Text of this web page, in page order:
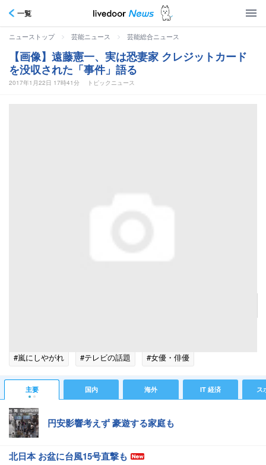
一覧
ニューストップ > 芸能ニュース > 芸能総合ニュース
【画像】遠藤憲一、実は恐妻家 クレジットカード
を没収された「事件」語る
2017年1月22日 17時41分 トピックニュース
#嵐にしやがれ
#テレビの話題
#女優・俳優
#エンタメ・芸能ニュース
主要 国内 海外 IT 経済 ス
円安影響考えず 豪遊する家庭も
北日本 お盆に台風15号直撃も